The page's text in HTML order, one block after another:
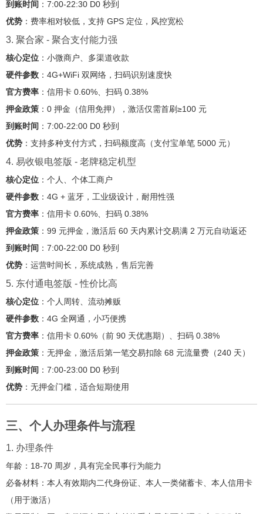
到账时间 ：7:00-22:30 D0 秒到
优势 ：费率相对较低，支持 GPS 定位，风控宽松
3. 聚合家 - 聚合支付能力强
核心定位 ：小微商户、多渠道收款
硬件参数 ：4G+WiFi 双网络，扫码识别速度快
官方费率 ：信用卡 0.60%、扫码 0.38%
押金政策 ：0 押金（信用免押），激活仅需首刷≥100 元
到账时间 ：7:00-22:00 D0 秒到
优势 ：支持多种支付方式，扫码额度高（支付宝单笔 5000 元）
4. 易收银电签版 - 老牌稳定机型
核心定位 ：个人、个体工商户
硬件参数 ：4G + 蓝牙，工业级设计，耐用性强
官方费率 ：信用卡 0.60%、扫码 0.38%
押金政策 ：99 元押金，激活后 60 天内累计交易满 2 万元自动返还
到账时间 ：7:00-22:00 D0 秒到
优势 ：运营时间长，系统成熟，售后完善
5. 东付通电签版 - 性价比高
核心定位 ：个人周转、流动摊贩
硬件参数 ：4G 全网通，小巧便携
官方费率 ：信用卡 0.60%（前 90 天优惠期）、扫码 0.38%
押金政策 ：无押金，激活后第一笔交易扣除 68 元流量费（240 天）
到账时间 ：7:00-23:00 D0 秒到
优势 ：无押金门槛，适合短期使用
三、个人办理条件与流程
1. 办理条件
年龄：18-70 周岁，具有完全民事行为能力
必备材料：本人有效期内二代身份证、本人一类储蓄卡、本人信用卡
（用于激活）